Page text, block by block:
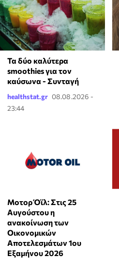
Τα δύο καλύτερα
smoothies για τον
καύσωνα - Συνταγή
healthstat.gr 08.08.2026 -
23:44
Μοτορ Όϊλ: Στις 25
Αυγούστου η
ανακοίνωση των
Οικονομικών
Αποτελεσμάτων 1ου
Εξαμήνου 2026